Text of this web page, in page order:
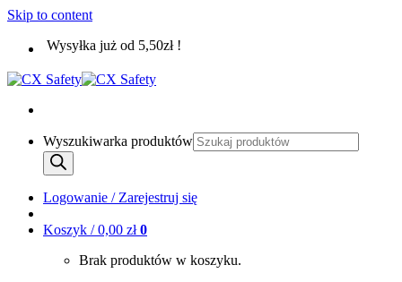
Skip to content
Wysyłka już od 5,50zł !
Wyszukiwarka produktów
Logowanie / Zarejestruj się
Koszyk /0,00 zł 0
Brak produktów w koszyku.